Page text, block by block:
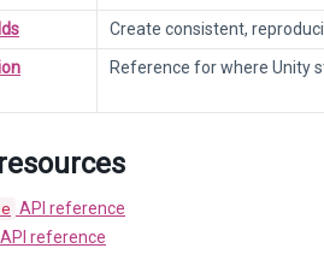
Create consistent,
Reference for where Unity
API reference
API reference